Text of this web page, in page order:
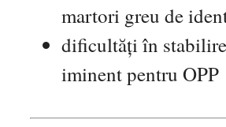
martori greu de
dificultăți în
iminent pentru OPP